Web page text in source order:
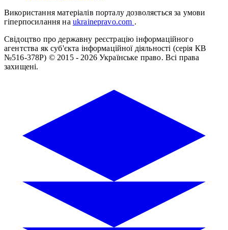
Використання матеріалів порталу дозволяється за умови
гіперпосилання на ukrainepravo.com .
Свідоцтво про державну реєстрацію інформаційного
агентства як суб'єкта інформаційної діяльності (серія КВ
№516-378Р) © 2015 - 2026 Українське право. Всі права
захищені.